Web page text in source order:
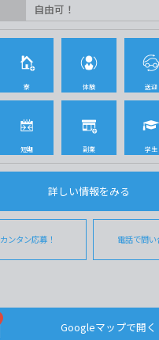
自由可！
寮 体験 送迎
短期 副業 学生
詳しい情報をみる
カンタン応募！ 電話で問い
Googleマップで開く